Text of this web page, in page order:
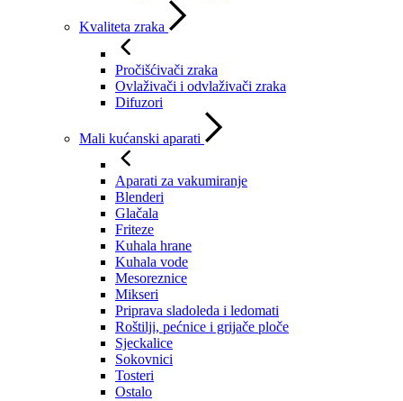
Kvaliteta zraka
Pročišćivači zraka
Ovlaživači i odvlaživači zraka
Difuzori
Mali kućanski aparati
Aparati za vakumiranje
Blenderi
Glačala
Friteze
Kuhala hrane
Kuhala vode
Mesoreznice
Mikseri
Priprava sladoleda i ledomati
Roštilji, pećnice i grijače ploče
Sjeckalice
Sokovnici
Tosteri
Ostalo